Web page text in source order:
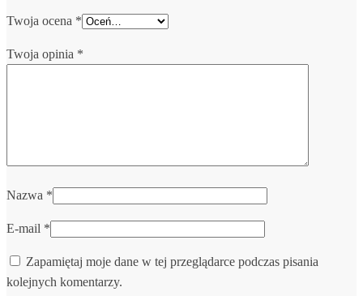
Twoja ocena *
Twoja opinia *
Nazwa *
E-mail *
Zapamiętaj moje dane w tej przeglądarce podczas pisania
kolejnych komentarzy.